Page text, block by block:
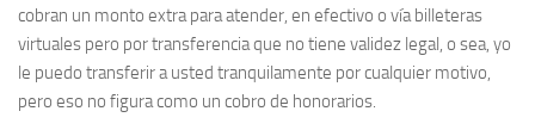
cobran un monto extra para atender, en efectivo o vía billeteras
virtuales pero por transferencia que no tiene validez legal, o sea, yo
le puedo transferir a usted tranquilamente por cualquier motivo,
pero eso no figura como un cobro de honorarios.